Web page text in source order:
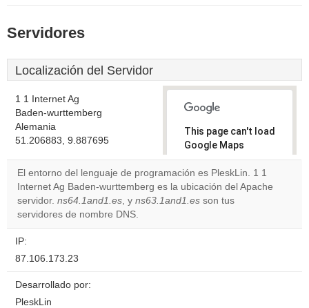
Servidores
Localización del Servidor
1 1 Internet Ag
Baden-wurttemberg
Alemania
51.206883, 9.887695
This page can't load
Google Maps
correctly.
Do you
own this
El entorno del lenguaje de programación es PleskLin. 1 1
Internet Ag Baden-wurttemberg es la ubicación del Apache
servidor. ns64.1and1.es, y ns63.1and1.es son tus
servidores de nombre DNS.
IP:
87.106.173.23
Desarrollado por:
PleskLin